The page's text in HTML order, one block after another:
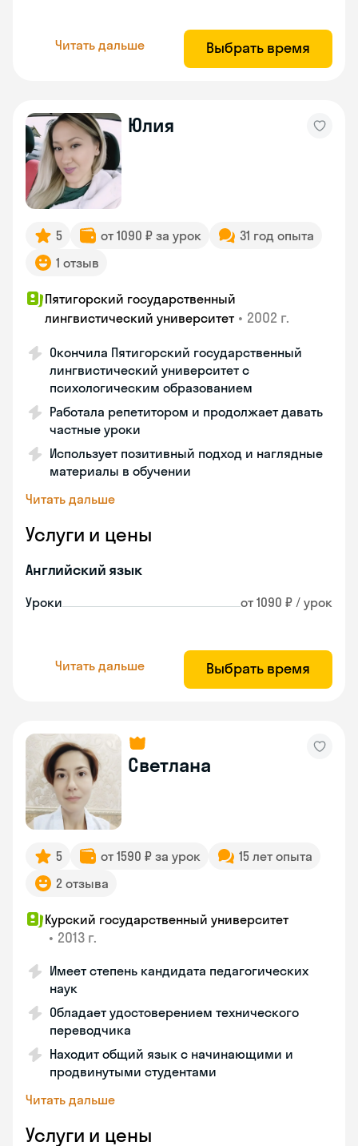
Читать дальше Выбрать время
Юлия
5 от 1090 ₽ за урок
31 год опыта
1 отзыв
Пятигорский государственный
лингвистический университет • 2002 г.
Окончила Пятигорский государственный
лингвистический университет с
психологическим образованием
Работала репетитором и продолжает давать
частные уроки
Использует позитивный подход и наглядные
материалы в обучении
Читать дальше
Услуги и цены
Английский язык
Уроки от 1090 ₽ / урок
Читать дальше Выбрать время
Светлана
5 от 1590 ₽ за урок
15 лет опыта
2 отзыва
Курский государственный университет
• 2013 г.
Имеет степень кандидата педагогических
наук
Обладает удостоверением технического
переводчика
Находит общий язык с начинающими и
продвинутыми студентами
Читать дальше
Услуги и цены